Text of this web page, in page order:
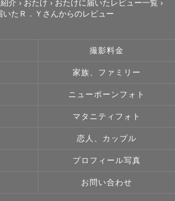
いませんが、何卒よろしくお願いい
介 › おたけ › おたけに届いたレビュー一覧 ›
いたＲ．Ｙさんからのレビュー
撮影料金
家族、ファミリー
ニューボーンフォト
マタニティフォト
恋人、カップル
プロフィール写真
お問い合わせ